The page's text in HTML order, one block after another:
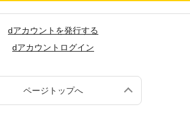
dアカウントを発行する
dアカウントログイン
ページトップへ